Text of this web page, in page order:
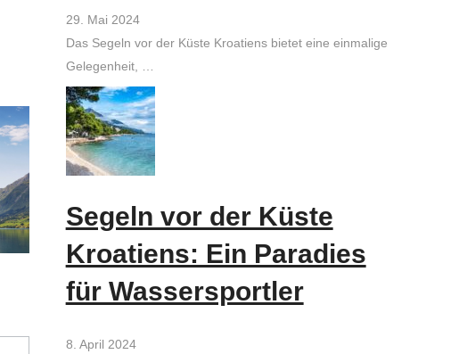
29. Mai 2024
Das Segeln vor der Küste Kroatiens bietet eine einmalige
Gelegenheit, …
Segeln vor der Küste
Kroatiens: Ein Paradies
für Wassersportler
8. April 2024